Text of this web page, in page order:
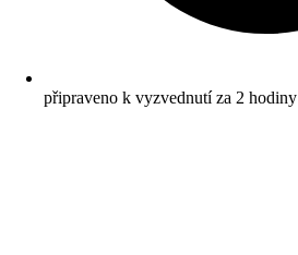
připraveno k vyzvednutí za 2 hodiny